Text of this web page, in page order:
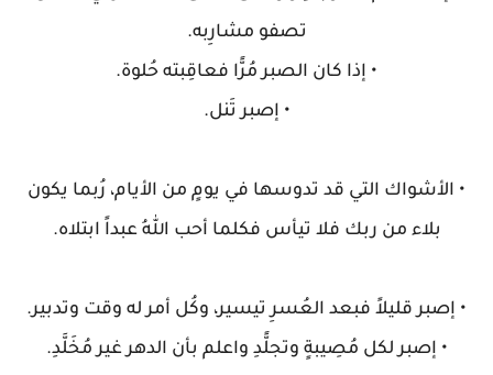
تصفو مشارِبه.
• إذا كان الصبر مُرًّا فعاقِبته حُلوة.
• إصبر تَنل.
• الأشواك التي قد تدوسها في يومٍ من الأيام، رُبما يكون
بلاء من ربك فلا تيأس فكلما أحب اللهُ عبداً ابتلاه.
• إصبر قليلاً فبعد العُسرِ تيسير، وكُل أمر له وقت وتدبير.
• إصبر لكل مُصِيبةٍ وتجلًّدِ واعلم بأن الدهر غير مُخَلَّدِ.